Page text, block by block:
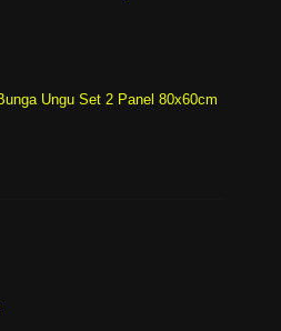
Ungu Set 2 Panel 80x60cm